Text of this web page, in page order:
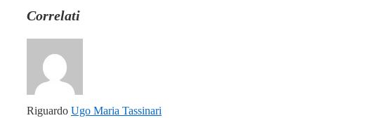
Correlati
Riguardo Ugo Maria Tassinari